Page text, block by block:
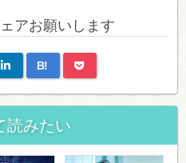
アお願いします
B!
読みたい